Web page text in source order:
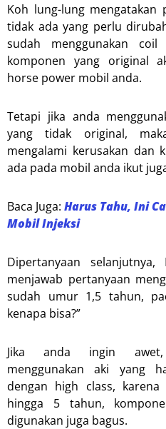
Koh lung-lung mengatakan
tidak ada yang perlu
sudah menggunakan coil
komponen yang original
horse power mobil anda.
Tetapi jika anda
yang tidak original,
mengalami kerusakan dan
ada pada mobil anda ikut
Baca Juga: Harus Tahu, Ini
Mobil Injeksi
Dipertanyaan selanjutnya,
menjawab pertanyaan
sudah umur 1,5 tahun,
kenapa bisa?”
Jika anda ingin
menggunakan aki yang
dengan high class,
hingga 5 tahun,
digunakan juga bagus.